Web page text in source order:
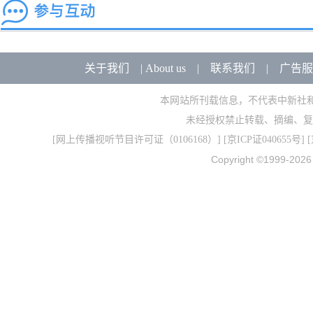
关于我们 | About us| 联系我们 | 广告
本网站所刊载信息，不代表中新社
未经授权禁止转载、摘编、
[ 网上传播视听节目许可证（0106168） ] [京ICP证040655号] [
Copyright ©1999-